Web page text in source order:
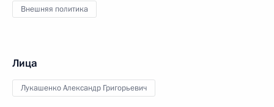
Внешняя политика
Лица
Лукашенко Александр Григорьевич